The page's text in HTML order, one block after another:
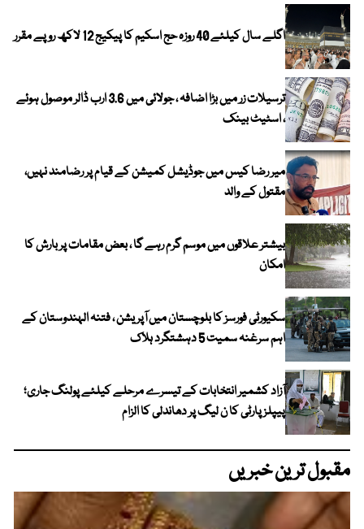
اگلے سال کیلئے 40 روزہ حج اسکیم کا پیکیج 12 لاکھ روپے مقرر
ترسیلات زر میں بڑا اضافہ ، جولائی میں 3.6 ارب ڈالر موصول ہوئے
، اسٹیٹ بینک
میر رضا کیس میں جوڈیشل کمیشن کے قیام پر رضامند نہیں،
مقتول کے والد
بیشتر علاقوں میں موسم گرم رہے گا ، بعض مقامات پر بارش کا
امکان
سکیورٹی فورسز کا بلوچستان میں آپریشن ، فتنہ الہندوستان کے
اہم سرغنہ سمیت 5 دہشتگرد ہلاک
آزاد کشمیر انتخابات کے تیسرے مرحلے کیلئے پولنگ جاری؛
پیپلز پارٹی کا ن لیگ پر دھاندلی کا الزام
مقبول ترین خبریں